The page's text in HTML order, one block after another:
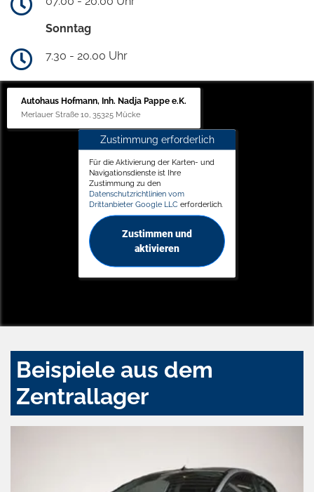
Sonntag
7.30 - 20.00 Uhr
Autohaus Hofmann, Inh. Nadja Pappe e.K.
Merlauer Straße 10, 35325 Mücke
Zustimmung erforderlich
Für die Aktivierung der Karten- und
Navigationsdienste ist Ihre
Zustimmung zu den
Datenschutzrichtlinien vom
Drittanbieter Google LLC erforderlich.
Zustimmen und
aktivieren
Beispiele aus dem
Zentrallager